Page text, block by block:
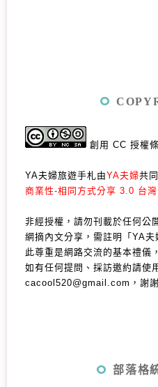
創用 CC 授權
YA夫婦旅遊手札由YA夫婦共
商業性-相同方式分享 3.0 台灣
非經授權，請勿刊載於任何公
網摘內文分享，需註明「YA
此尊重是網路交流的基本禮儀
如有任何提問、採訪邀約請使
cacool520@gmail.com，謝謝
部落格